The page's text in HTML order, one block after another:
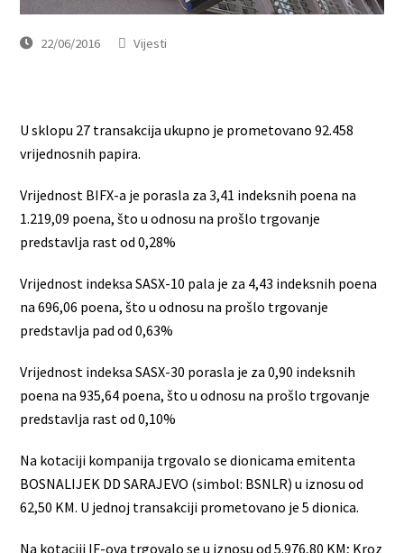
22/06/2016 Vijesti
U sklopu 27 transakcija ukupno je prometovano 92.458
vrijednosnih papira.
Vrijednost BIFX-a je porasla za 3,41 indeksnih poena na
1.219,09 poena, što u odnosu na prošlo trgovanje
predstavlja rast od 0,28%
Vrijednost indeksa SASX-10 pala je za 4,43 indeksnih poena
na 696,06 poena, što u odnosu na prošlo trgovanje
predstavlja pad od 0,63%
Vrijednost indeksa SASX-30 porasla je za 0,90 indeksnih
poena na 935,64 poena, što u odnosu na prošlo trgovanje
predstavlja rast od 0,10%
Na kotaciji kompanija trgovalo se dionicama emitenta
BOSNALIJEK DD SARAJEVO (simbol: BSNLR) u iznosu od
62,50 KM. U jednoj transakciji prometovano je 5 dionica.
Na kotaciji IF-ova trgovalo se u iznosu od 5.976,80 KM; Kroz